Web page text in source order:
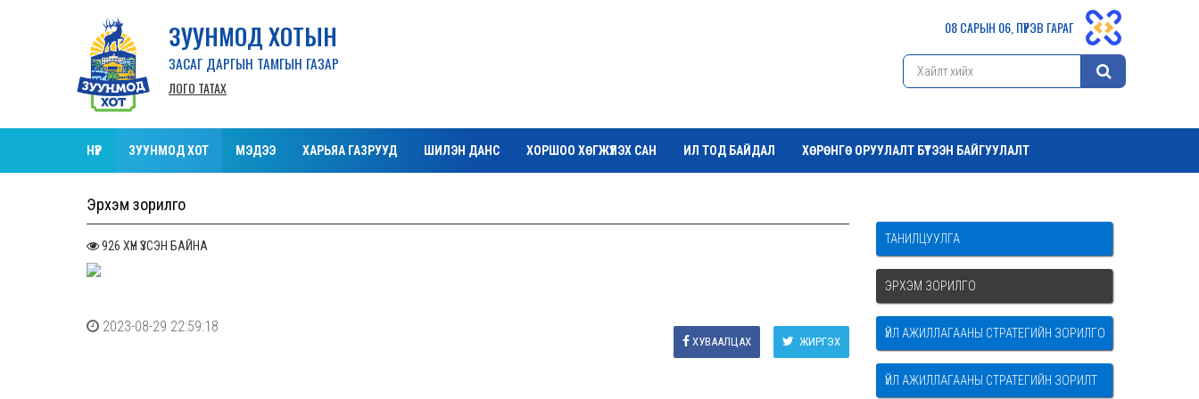
ЗУУНМОД ХОТЫН
ЗАСАГ ДАРГЫН ТАМГЫН ГАЗАР
ЛОГО ТАТАХ
08 САРЫН 06, ПҮРЭВ ГАРАГ
НҮҮР ЗУУНМОД ХОТ МЭДЭЭ ХАРЬЯА ГАЗРУУД ШИЛЭН ДАНС ХОРШОО ХӨГЖҮҮЛЭХ САН ИЛ ТОД БАЙДАЛ ХӨРӨНГӨ ОРУУЛАЛТ БҮТЭЭН БАЙГУУЛАЛТ
Эрхэм зорилго
926 ХҮН ҮЗСЭН БАЙНА
2023-08-29 22:59:18
ЖИРГЭХ
ХУВААЛЦАХ
ТАНИЛЦУУЛГА
ЭРХЭМ ЗОРИЛГО
ҮЙЛ АЖИЛЛАГААНЫ СТРАТЕГИЙН ЗОРИЛГО
ҮЙЛ АЖИЛЛАГААНЫ СТРАТЕГИЙН ЗОРИЛТ